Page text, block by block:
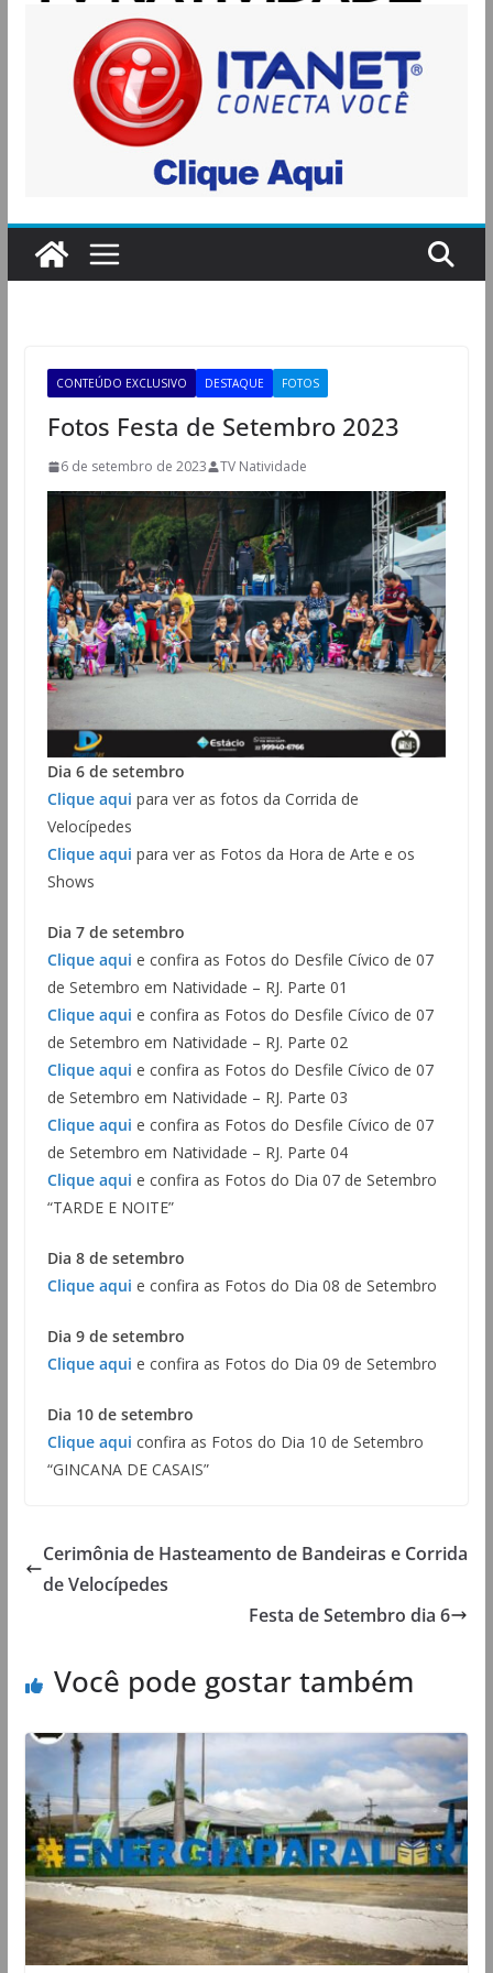
CONTEÚDO EXCLUSIVO DESTAQUE FOTOS
Fotos Festa de Setembro 2023
6 de setembro de 2023 TV Natividade
Dia 6 de setembro
Clique aqui para ver as fotos da Corrida de
Velocípedes
Clique aqui para ver as Fotos da Hora de Arte e os
Shows
Dia 7 de setembro
Clique aqui e confira as Fotos do Desfile Cívico de 07
de Setembro em Natividade – RJ. Parte 01
Clique aqui e confira as Fotos do Desfile Cívico de 07
de Setembro em Natividade – RJ. Parte 02
Clique aqui e confira as Fotos do Desfile Cívico de 07
de Setembro em Natividade – RJ. Parte 03
Clique aqui e confira as Fotos do Desfile Cívico de 07
de Setembro em Natividade – RJ. Parte 04
Clique aqui e confira as Fotos do Dia 07 de Setembro
“TARDE E NOITE”
Dia 8 de setembro
Clique aqui e confira as Fotos do Dia 08 de Setembro
Dia 9 de setembro
Clique aqui e confira as Fotos do Dia 09 de Setembro
Dia 10 de setembro
Clique aqui confira as Fotos do Dia 10 de Setembro
“GINCANA DE CASAIS”
Cerimônia de Hasteamento de Bandeiras e Corrida
de Velocípedes
Festa de Setembro dia 6
Você pode gostar também